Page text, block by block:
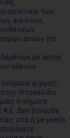
των
εικόνων,
αυτών (το
με αυτήν
αδειών.
φίρμας,
Ιστοσελίδα
ή σήματα
Δεν δύνασθε
υπό ή με μνεία